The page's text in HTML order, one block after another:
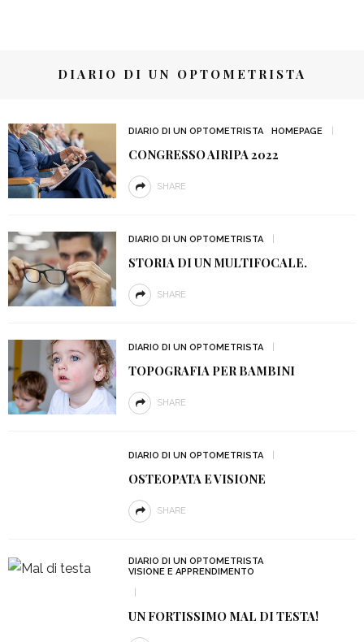
DIARIO DI UN OPTOMETRISTA
DIARIO DI UN OPTOMETRISTA HOMEPAGE
CONGRESSO AIRIPA 2022
SHARE
DIARIO DI UN OPTOMETRISTA
STORIA DI UN MULTIFOCALE.
SHARE
DIARIO DI UN OPTOMETRISTA
TOPOGRAFIA PER BAMBINI
SHARE
DIARIO DI UN OPTOMETRISTA
OSTEOPATA E VISIONE
SHARE
DIARIO DI UN OPTOMETRISTA
VISIONE E APPRENDIMENTO
UN FORTISSIMO MAL DI TESTA!